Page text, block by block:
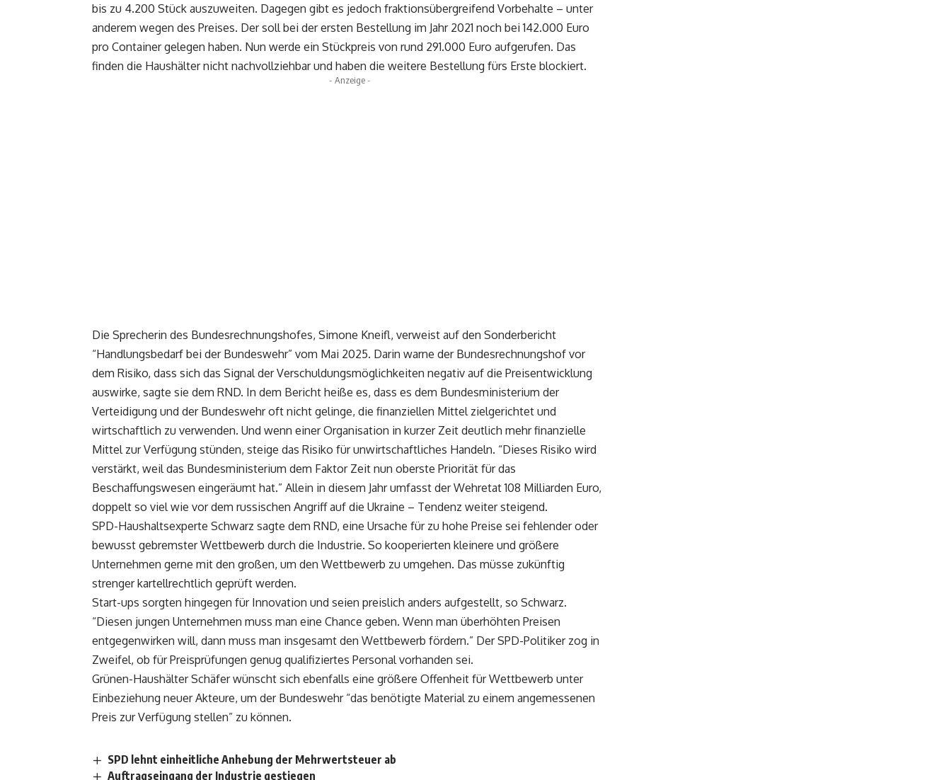
bis zu 4.200 Stück auszuweiten. Dagegen gibt es jedoch fraktionsübergreifend Vorbehalte – unter
anderem wegen des Preises. Der soll bei der ersten Bestellung im Jahr 2021 noch bei 142.000 Euro
pro Container gelegen haben. Nun werde ein Stückpreis von rund 291.000 Euro aufgerufen. Das
finden die Haushälter nicht nachvollziehbar und haben die weitere Bestellung fürs Erste blockiert.
- Anzeige -
Die Sprecherin des Bundesrechnungshofes, Simone Kneifl, verweist auf den Sonderbericht
“Handlungsbedarf bei der Bundeswehr” vom Mai 2025. Darin warne der Bundesrechnungshof vor
dem Risiko, dass sich das Signal der Verschuldungsmöglichkeiten negativ auf die Preisentwicklung
auswirke, sagte sie dem RND. In dem Bericht heiße es, dass es dem Bundesministerium der
Verteidigung und der Bundeswehr oft nicht gelinge, die finanziellen Mittel zielgerichtet und
wirtschaftlich zu verwenden. Und wenn einer Organisation in kurzer Zeit deutlich mehr finanzielle
Mittel zur Verfügung stünden, steige das Risiko für unwirtschaftliches Handeln. “Dieses Risiko wird
verstärkt, weil das Bundesministerium dem Faktor Zeit nun oberste Priorität für das
Beschaffungswesen eingeräumt hat.” Allein in diesem Jahr umfasst der Wehretat 108 Milliarden Euro,
doppelt so viel wie vor dem russischen Angriff auf die Ukraine – Tendenz weiter steigend.
SPD-Haushaltsexperte Schwarz sagte dem RND, eine Ursache für zu hohe Preise sei fehlender oder
bewusst gebremster Wettbewerb durch die Industrie. So kooperierten kleinere und größere
Unternehmen gerne mit den großen, um den Wettbewerb zu umgehen. Das müsse zukünftig
strenger kartellrechtlich geprüft werden.
Start-ups sorgten hingegen für Innovation und seien preislich anders aufgestellt, so Schwarz.
“Diesen jungen Unternehmen muss man eine Chance geben. Wenn man überhöhten Preisen
entgegenwirken will, dann muss man insgesamt den Wettbewerb fördern.” Der SPD-Politiker zog in
Zweifel, ob für Preisprüfungen genug qualifiziertes Personal vorhanden sei.
Grünen-Haushälter Schäfer wünscht sich ebenfalls eine größere Offenheit für Wettbewerb unter
Einbeziehung neuer Akteure, um der Bundeswehr “das benötigte Material zu einem angemessenen
Preis zur Verfügung stellen” zu können.
SPD lehnt einheitliche Anhebung der Mehrwertsteuer ab
Auftragseingang der Industrie gestiegen